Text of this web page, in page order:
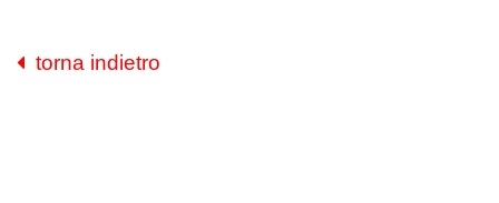
torna indietro